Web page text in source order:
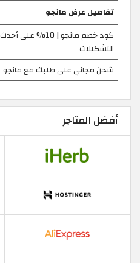
تفاصيل عرض مانجو
كود خصم مانجو | 10% على أحدث
التشكيلات
شحن مجاني على طلبك مع مانجو
أفضل المتاجر